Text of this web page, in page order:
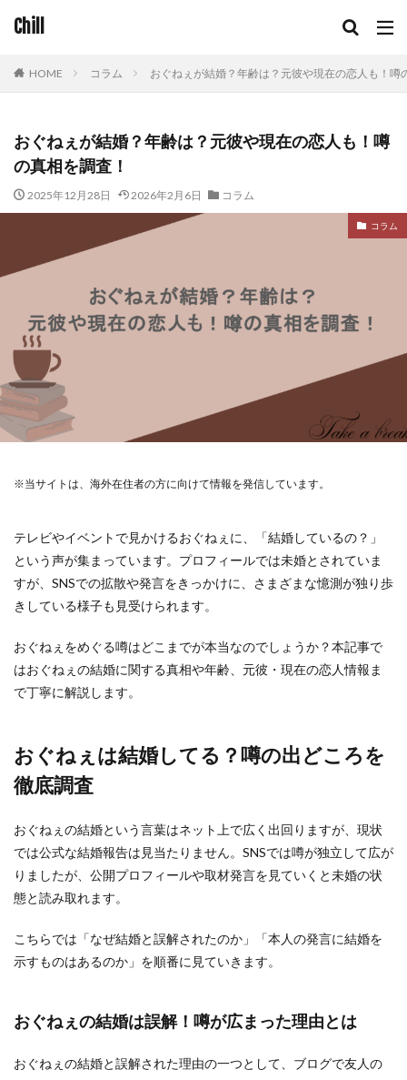
Chill
HOME コラム おぐねぇが結婚？年齢は？元彼や現在の恋人も！噂
おぐねぇが結婚？年齢は？元彼や現在の恋人も！噂
の真相を調査！
2025年12月28日 2026年2月6日 コラム
コラム
※当サイトは、海外在住者の方に向けて情報を発信しています。
テレビやイベントで見かけるおぐねぇに、「結婚しているの？」
という声が集まっています。プロフィールでは未婚とされていま
すが、SNSでの拡散や発言をきっかけに、さまざまな憶測が独り歩
きしている様子も見受けられます。
おぐねぇをめぐる噂はどこまでが本当なのでしょうか？本記事で
はおぐねぇの結婚に関する真相や年齢、元彼・現在の恋人情報ま
で丁寧に解説します。
おぐねぇは結婚してる？噂の出どころを
徹底調査
おぐねぇの結婚という言葉はネット上で広く出回りますが、現状
では公式な結婚報告は見当たりません。SNSでは噂が独立して広が
りましたが、公開プロフィールや取材発言を見ていくと未婚の状
態と読み取れます。
こちらでは「なぜ結婚と誤解されたのか」「本人の発言に結婚を
示すものはあるのか」を順番に見ていきます。
おぐねぇの結婚は誤解！噂が広まった理由とは
おぐねぇの結婚と誤解された理由の一つとして、ブログで友人の